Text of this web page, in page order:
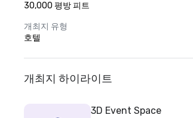
30,000 평방 피트
개최지 유형
호텔
개최지 하이라이트
3D Event Space